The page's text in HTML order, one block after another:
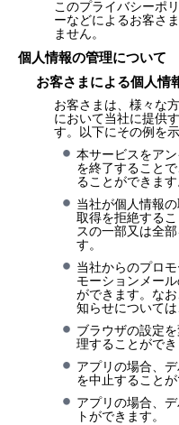
このプライバシーポ
ーなどによるお客さ
ません。
個人情報の管理について
お客さまによる個人情
お客さまは、様々な
において当社に提供
す。以下にその例を示
本サービスをア
を終了すること
ることができます
当社が個人情報
取得を拒絶する
スの一部又は全
す。
当社からのプロ
モーションメー
ができます。な
知らせについては
ブラウザの設定
理することができ
アプリの場合、
を中止することが
アプリの場合、
トができます。